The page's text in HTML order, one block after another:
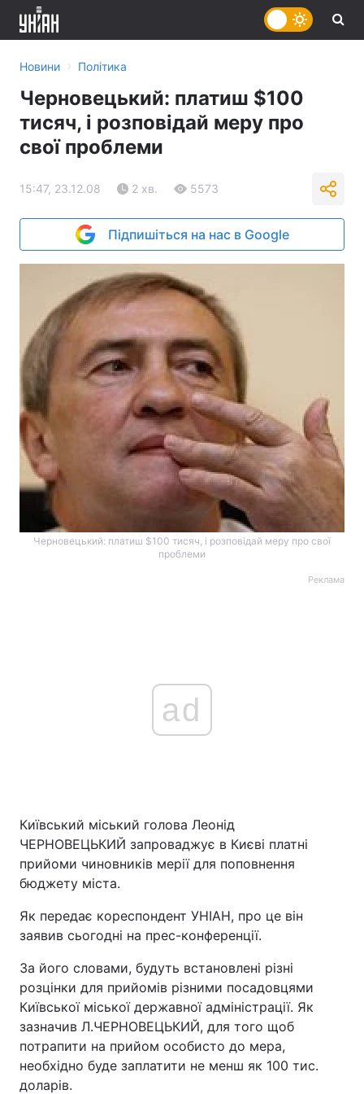
Україна Політика
Економіка Світ
Техно і зв'язок Лайт
Зброя Інциденти
Здоров'я Туризм
Цікавинки Погода
Екологія
Новини › Політика
Черновецький: платиш $100
тисяч, і розповідай меру про
свої проблеми
15:47, 23.12.08 2 хв. 5573
Підпишіться на нас в Google
Черновецький: платиш $100 тисяч, і розповідай меру про свої
проблеми
Реклама
ad
Київський міський голова Леонід
ЧЕРНОВЕЦЬКИЙ запроваджує в Києві платні
прийоми чиновників мерії для поповнення
бюджету міста.
Як передає кореспондент УНІАН, про це він
заявив сьогодні на прес-конференції.
За його словами, будуть встановлені різні
розцінки для прийомів різними посадовцями
Київської міської державної адміністрації. Як
зазначив Л.ЧЕРНОВЕЦЬКИЙ, для того щоб
потрапити на прийом особисто до мера,
необхідно буде заплатити не менш як 100 тис.
доларів.